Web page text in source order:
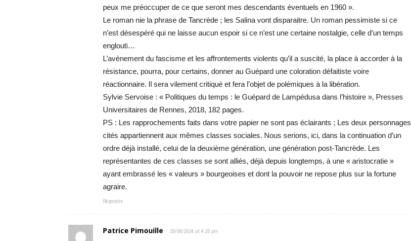
peux me préoccuper de ce que seront mes descendants éventuels en 1960 ».
Le roman nie la phrase de Tancrède ; les Salina vont disparaitre. Un roman pessimiste si ce
n’est désespéré qui ne laisse aucun espoir si ce n’est une certaine nostalgie, celle d’un temps
englouti…
L’avènement du fascisme et les affrontements violents qu’il a suscité, la place à accorder à la
résistance, pourra, pour certains, donner au Guépard une coloration défaitiste voire
réactionnaire. Il sera vilement critiqué et fera l’objet de polémiques à la libération.
Sylvie Servoise : « Politiques du temps : le Guépard de Lampédusa dans l’histoire », Presses
Universitaires de Rennes, 2018, 182 pages.
PS : Les rapprochements faits dans votre papier ne sont pas éclairants ; Les deux personnages
cités appartiennent aux mêmes classes sociales. Nous serions, ici, dans la continuation d’un
ordre déjà installé, celui de la deuxième génération, une génération post-Tancrède. Les
représentantes de ces classes se sont alliés, déjà depuis longtemps, à une « aristocratie »
ayant embrassé les « valeurs » bourgeoises et dont la pouvoir ne repose plus sur la fortune
agraire.
Répondre
Patrice Pimouille 20/08/2024 at 4:20 pm